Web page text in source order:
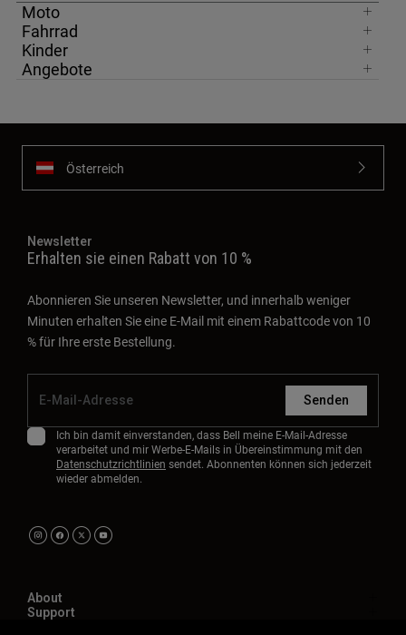
Moto
Fahrrad
Kinder
Angebote
Österreich
Newsletter
Erhalten sie einen Rabatt von 10 %
Abonnieren Sie unseren Newsletter, und innerhalb weniger
Minuten erhalten Sie eine E-Mail mit einem Rabattcode von 10
% für Ihre erste Bestellung.
Senden
Ich bin damit einverstanden, dass Bell meine E-Mail-Adresse
verarbeitet und mir Werbe-E-Mails in Übereinstimmung mit den
Datenschutzrichtlinien sendet. Abonnenten können sich jederzeit
wieder abmelden.
About
Support